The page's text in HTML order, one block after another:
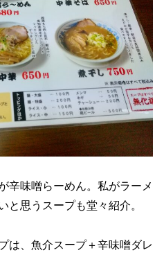
辛味噌らーめん。私がラーメ
と思うスープも堂々紹介。
は、魚介スープ＋辛味噌ダレ